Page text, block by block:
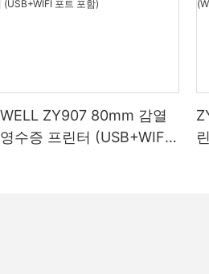
ZY907 80mm 감열
수증 프린터 (USB+WIFI